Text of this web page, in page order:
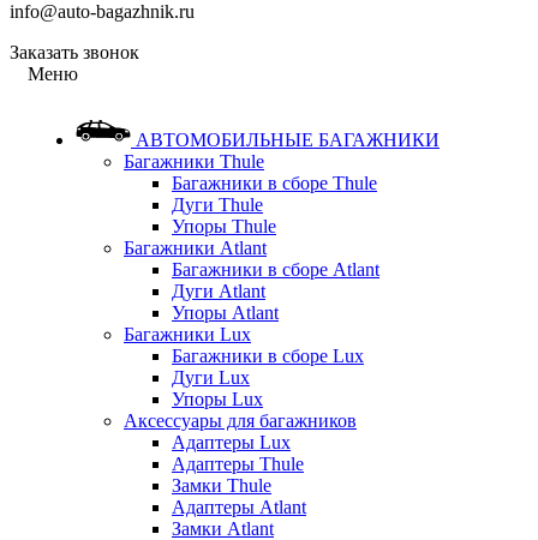
info@auto-bagazhnik.ru
Заказать звонок
Меню
АВТОМОБИЛЬНЫЕ БАГАЖНИКИ
Багажники Thule
Багажники в сборе Thule
Дуги Thule
Упоры Thule
Багажники Atlant
Багажники в сборе Atlant
Дуги Atlant
Упоры Atlant
Багажники Lux
Багажники в сборе Lux
Дуги Lux
Упоры Lux
Аксессуары для багажников
Адаптеры Lux
Адаптеры Thule
Замки Thule
Адаптеры Atlant
Замки Atlant